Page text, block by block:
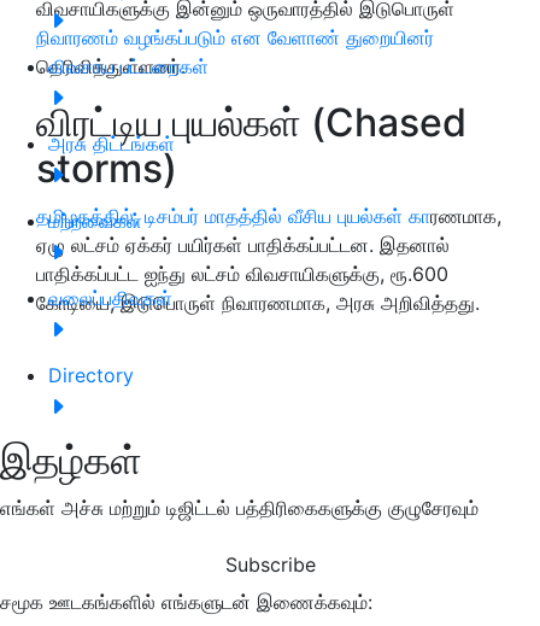
விவசாய பட்டறைகள்
அரசு திட்டங்கள்
மற்றவைகள்
வலைப்பதிவுகள்
Directory
இதழ்கள்
எங்கள் அச்சு மற்றும் டிஜிட்டல் பத்திரிகைகளுக்கு குழுசேரவும்
Subscribe
சமூக ஊடகங்களில் எங்களுடன் இணைக்கவும்:
விவசாயிகளுக்கு இன்னும் ஒருவாரத்தில் இடுபொருள்
நிவாரணம் வழங்கப்படும் என வேளாண் துறையினர்
தெரிவித்துள்ளனர்.
விரட்டிய புயல்கள் (Chased
storms)
தமிழகத்தில், டிசம்பர் மாதத்தில் வீசிய புயல்கள் காரணமாக,
ஏழு லட்சம் ஏக்கர் பயிர்கள் பாதிக்கப்பட்டன. இதனால்
பாதிக்கப்பட்ட ஐந்து லட்சம் விவசாயிகளுக்கு, ரூ.600
கோடியை, இடுபொருள் நிவாரணமாக, அரசு அறிவித்தது.